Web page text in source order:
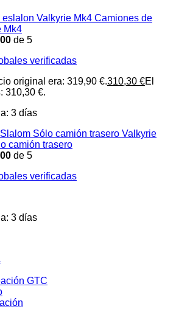
Camiones de
Mk4
de 5
verificadas
original era: 319,90 €.310,30 €El
310,30 €.
3 días
Valkyrie
camión trasero
de 5
verificadas
3 días
GTC